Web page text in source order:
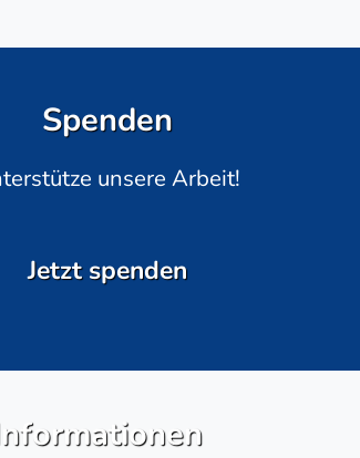
Spenden
unsere Arbeit!
Jetzt spenden